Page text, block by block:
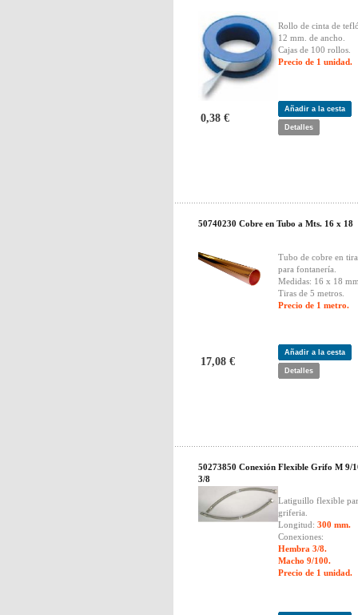
Rollo de cinta de
12 mm. de ancho.
Cajas de 100 rollos.
Precio de 1 unidad.
0,38 €
Añadir a la cesta
Detalles
50740230 Cobre en Tubo a Mts. 16 x 18
Tubo de cobre en
para fontanería.
Medidas: 16 x 18
Tiras de 5 metros.
Precio de 1 metro.
17,08 €
Añadir a la cesta
Detalles
50273850 Conexión Flexible Grifo M 9/
3/8
Latiguillo flexible
griferia.
Longitud: 300 mm.
Conexiones:
Hembra 3/8.
Macho 9/100.
Precio de 1 unidad.